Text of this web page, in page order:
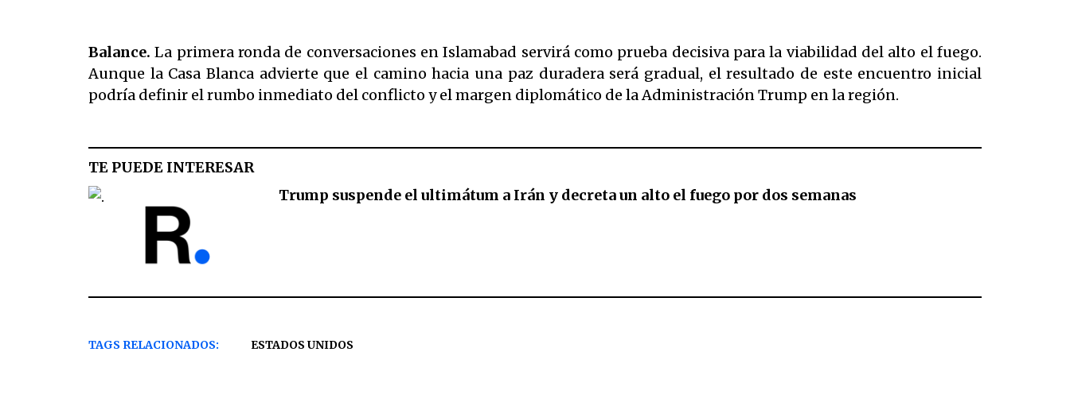
Balance. La primera ronda de conversaciones en Islamabad servirá como prueba decisiva para la viabilidad del alto el fuego.
Aunque la Casa Blanca advierte que el camino hacia una paz duradera será gradual, el resultado de este encuentro inicial
podría definir el rumbo inmediato del conflicto y el margen diplomático de la Administración Trump en la región.
TE PUEDE INTERESAR
Trump suspende el ultimátum a Irán y decreta un alto el fuego por dos semanas
TAGS RELACIONADOS: ESTADOS UNIDOS